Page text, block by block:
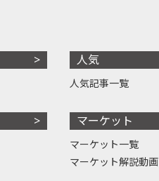
人気
人気記事一覧
マーケット
マーケット一覧
マーケット解説動画